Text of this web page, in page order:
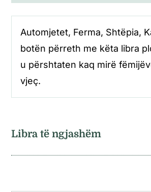
Automjetet, Ferma, Shtëpia,
botën përreth me këta libra
u përshtaten kaq mirë
vjeç.
Libra të ngjashëm